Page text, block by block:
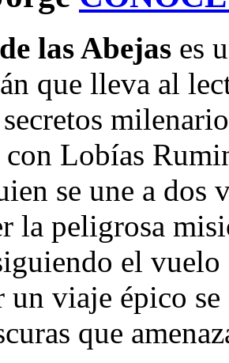
las Abejas es
que lleva al
con Lobías
se une a dos
la peligrosa
el vuelo
un viaje épico
que